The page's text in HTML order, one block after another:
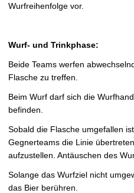
Wurfreihenfolge vor.
Wurf- und Trinkphase:
Beide Teams werfen
Flasche zu treffen.
Beim Wurf darf sich die
befinden.
Sobald die Flasche umgefallen
Gegnerteams die Linie
aufzustellen. Antäuschen des
Solange das Wurfziel nicht
das Bier berühren.